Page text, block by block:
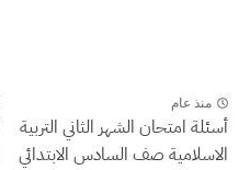
منذ عام
أسئلة امتحان الشهر الثاني التربية
الاسلامية صف السادس الابتدائي